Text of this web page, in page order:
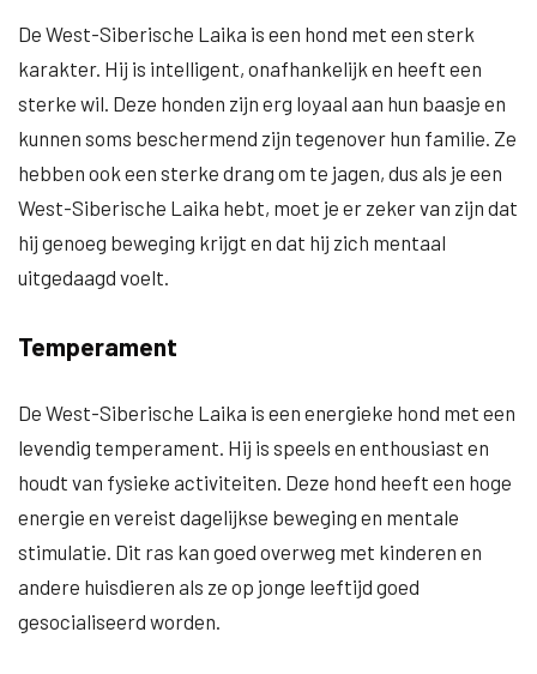
De West-Siberische Laika is een hond met een sterk
karakter. Hij is intelligent, onafhankelijk en heeft een
sterke wil. Deze honden zijn erg loyaal aan hun baasje en
kunnen soms beschermend zijn tegenover hun familie. Ze
hebben ook een sterke drang om te jagen, dus als je een
West-Siberische Laika hebt, moet je er zeker van zijn dat
hij genoeg beweging krijgt en dat hij zich mentaal
uitgedaagd voelt.
Temperament
De West-Siberische Laika is een energieke hond met een
levendig temperament. Hij is speels en enthousiast en
houdt van fysieke activiteiten. Deze hond heeft een hoge
energie en vereist dagelijkse beweging en mentale
stimulatie. Dit ras kan goed overweg met kinderen en
andere huisdieren als ze op jonge leeftijd goed
gesocialiseerd worden.